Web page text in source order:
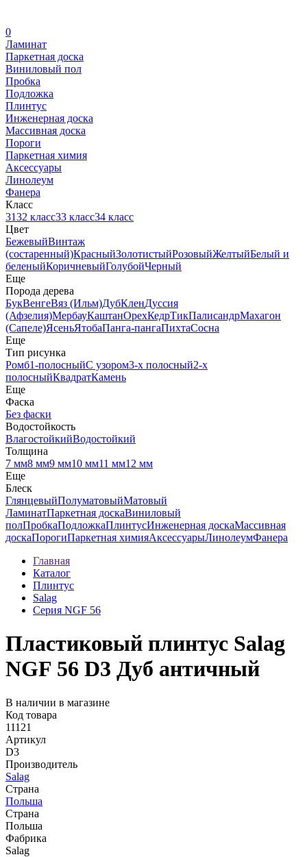
0
Ламинат
Паркетная доска
Виниловый пол
Пробка
Подложка
Плинтус
Инженерная доска
Массивная доска
Пороги
Паркетная химия
Аксессуары
Линолеум
Фанера
Класс
3132 класс33 класс34 класс
Цвет
БежевыйВинтаж
(состаренный)КрасныйЗолотистыйРозовыйЖелтыйБелый и
беленыйКоричневыйГолубойЧерный
Еще
Порода дерева
БукВенгеВяз (Ильм)ДубКленДуссия
(Афзелия)МербауКаштанОрехКедрТикПалисандрМахагон
(Сапеле)ЯсеньЯтобаПанга-пангаПихтаСосна
Еще
Тип рисунка
Ромб1-полосныйС узором3-х полосный2-х
полосныйКвадратКамень
Еще
Фаска
Без фаски
Водостойкость
ВлагостойкийВодостойкий
Толщина
7 мм8 мм9 мм10 мм11 мм12 мм
Еще
Блеск
ГлянцевыйПолуматовыйМатовый
ЛаминатПаркетная доскаВиниловый
полПробкаПодложкаПлинтусИнженерная доскаМассивная
доскаПорогиПаркетная химияАксессуарыЛинолеумФанера
Главная
Каталог
Плинтус
Salag
Серия NGF 56
Пластиковый плинтус Salag
NGF 56 D3 Дуб античный
В наличии в магазине
Код товара
11121
Артикул
D3
Производитель
Salag
Страна
Польша
Страна
Польша
Фабрика
Salag